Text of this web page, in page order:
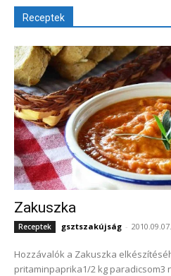
Receptek
Zakuszka
Receptek gsztszakújság - 2010.09.07.
Hozzávalók a Zakuszka
pritaminpaprika1/2 kg paradicsom3